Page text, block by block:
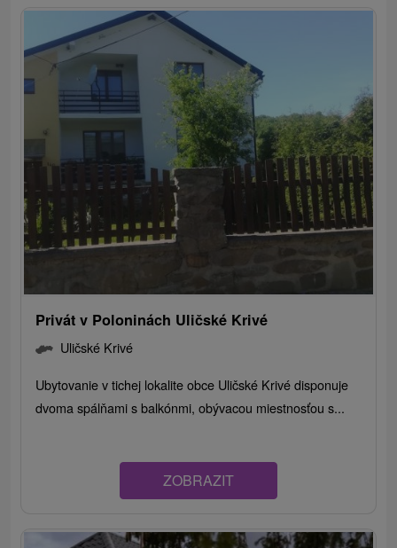
Privát v Poloninách Uličské Krivé
Uličské Krivé
Ubytovanie v tichej lokalite obce Uličské Krivé disponuje
dvoma spálňami s balkónmi, obývacou miestnosťou s...
ZOBRAZIT